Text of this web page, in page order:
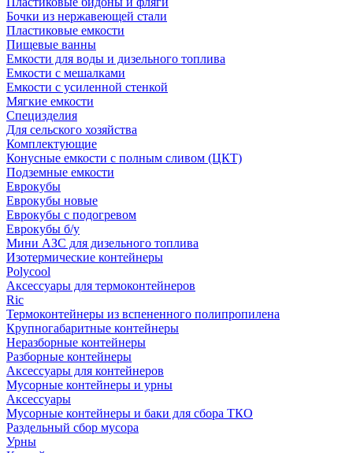
Бочки из нержавеющей стали
Пластиковые емкости
Пищевые ванны
Емкости для воды и дизельного топлива
Емкости с мешалками
Емкости с усиленной стенкой
Мягкие емкости
Специзделия
Для сельского хозяйства
Комплектующие
Конусные емкости с полным сливом (ЦКТ)
Подземные емкости
Еврокубы
Еврокубы новые
Еврокубы с подогревом
Еврокубы б/у
Мини АЗС для дизельного топлива
Изотермические контейнеры
Polycool
Аксессуары для термоконтейнеров
Ric
Термоконтейнеры из вспененного полипропилена
Крупногабаритные контейнеры
Неразборные контейнеры
Разборные контейнеры
Аксессуары для контейнеров
Мусорные контейнеры и урны
Аксессуары
Мусорные контейнеры и баки для сбора ТКО
Раздельный сбор мусора
Урны